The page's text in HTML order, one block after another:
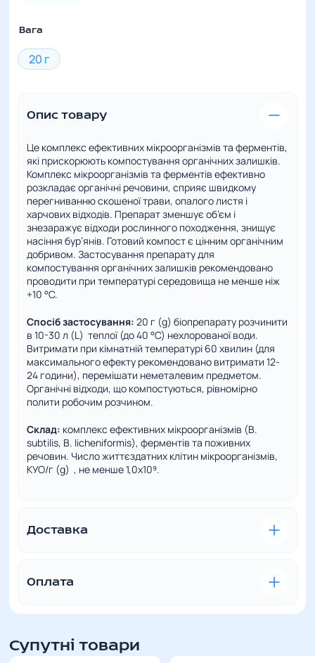
Вага
20 г
Опис товару
Це комплекс ефективних мікроорганізмів та ферментів,
які прискорюють компостування органічних залишків.
Комплекс мікроорганізмів та ферментів ефективно
розкладає органічні речовини, сприяє швидкому
перегниванню скошеної трави, опалого листя і
харчових відходів. Препарат зменшує об’єм і
знезаражує відходи рослинного походження, знищує
насіння бур’янів. Готовий компост є цінним органічним
добривом. Застосування препарату для
компостування органічних залишків рекомендовано
проводити при температурі середовища не менше ніж
+10 °С.
Спосіб застосування: 20 г (g) біопрепарату розчинити
в 10-30 л (L) теплої (до 40 °С) нехлорованої води.
Витримати при кімнатній температурі 60 хвилин (для
максимального ефекту рекомендовано витримати 12-
24 години), перемішати неметалевим предметом.
Органічні відходи, що компостуються, рівномірно
полити робочим розчином.
Склад: комплекс ефективних мікроорганізмів (B.
subtilis, B. licheniformis), ферментів та поживних
речовин. Число життєздатних клітин мікроорганізмів,
КУО/г (g) , не менше 1,0х10⁹.
Доставка
замовлений товар вчасно та в ідеальному стані.
розрахунку вартості доставки ви можете
звернутись до менеджерів магазину.
Оплата
можливий за наявності у вас банківської
картки. Оплачуйте онлайн під час оформлення
Супутні товари